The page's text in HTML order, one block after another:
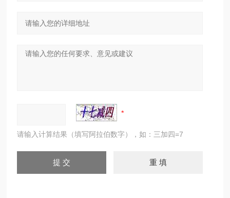
请输入计算结果（填写阿拉伯数字），如：三加四=7